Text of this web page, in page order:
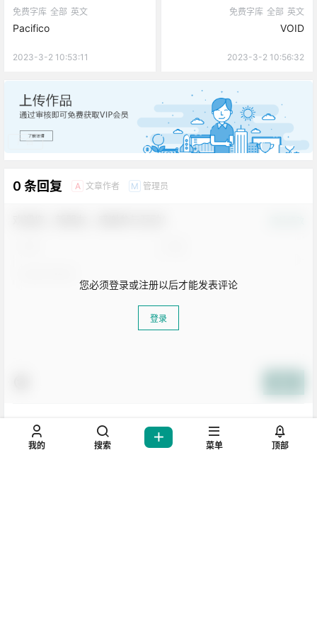
免费字库 全部 英文
Pacifico
2023-3-2 10:53:11
免费字库 全部 英文
VOID
2023-3-2 10:56:32
广告
0 条回复 A 文章作者 M 管理员
您必须登录或注册以后才能发表评论
登录
暂无讨论，说说你的看法吧
我的 搜索 菜单 顶部